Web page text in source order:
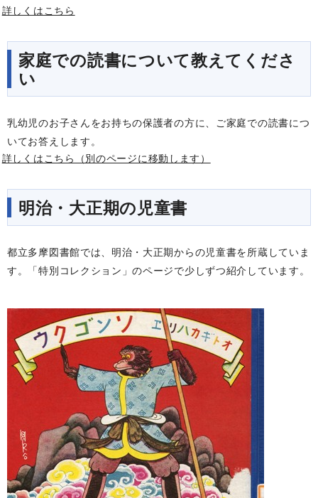
詳しくはこちら
家庭での読書について教えてくださ
い
乳幼児のお子さんをお持ちの保護者の方に、ご家庭での読書につ
いてお答えします。
詳しくはこちら（別のページに移動します）
明治・大正期の児童書
都立多摩図書館では、明治・大正期からの児童書を所蔵していま
す。「特別コレクション」のページで少しずつ紹介しています。